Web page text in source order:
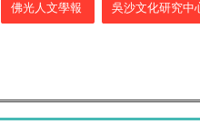
佛光人文學報 吳沙文化研究中